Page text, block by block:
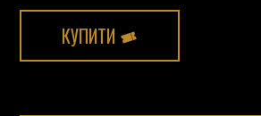
КУПИТИ